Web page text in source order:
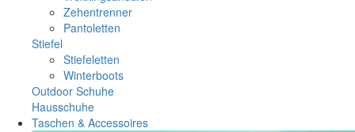
Zehentrenner
Pantoletten
Stiefel
Stiefeletten
Winterboots
Outdoor Schuhe
Hausschuhe
Taschen & Accessoires